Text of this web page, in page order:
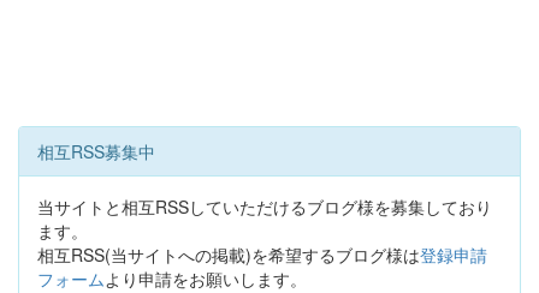
相互RSS募集中
当サイトと相互RSSしていただけるブログ様を募集しており
ます。
相互RSS(当サイトへの掲載)を希望するブログ様は登録申請
フォームより申請をお願いします。